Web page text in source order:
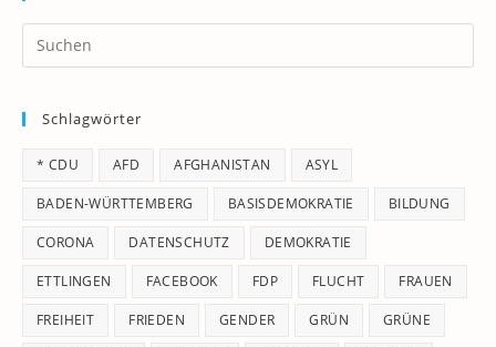
Schlagwörter
* CDU AFD AFGHANISTAN ASYL
BADEN-WÜRTTEMBERG BASISDEMOKRATIE BILDUNG
CORONA DATENSCHUTZ DEMOKRATIE
ETTLINGEN FACEBOOK FDP FLUCHT FRAUEN
FREIHEIT FRIEDEN GENDER GRÜN GRÜNE